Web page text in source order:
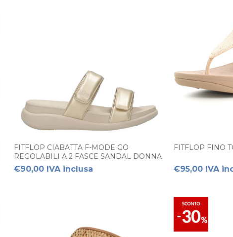
FITFLOP CIABATTA F-MODE GO
REGOLABILI A 2 FASCE SANDAL DONNA
€90,00 IVA inclusa
FITFLOP FINO
€95,00 IVA